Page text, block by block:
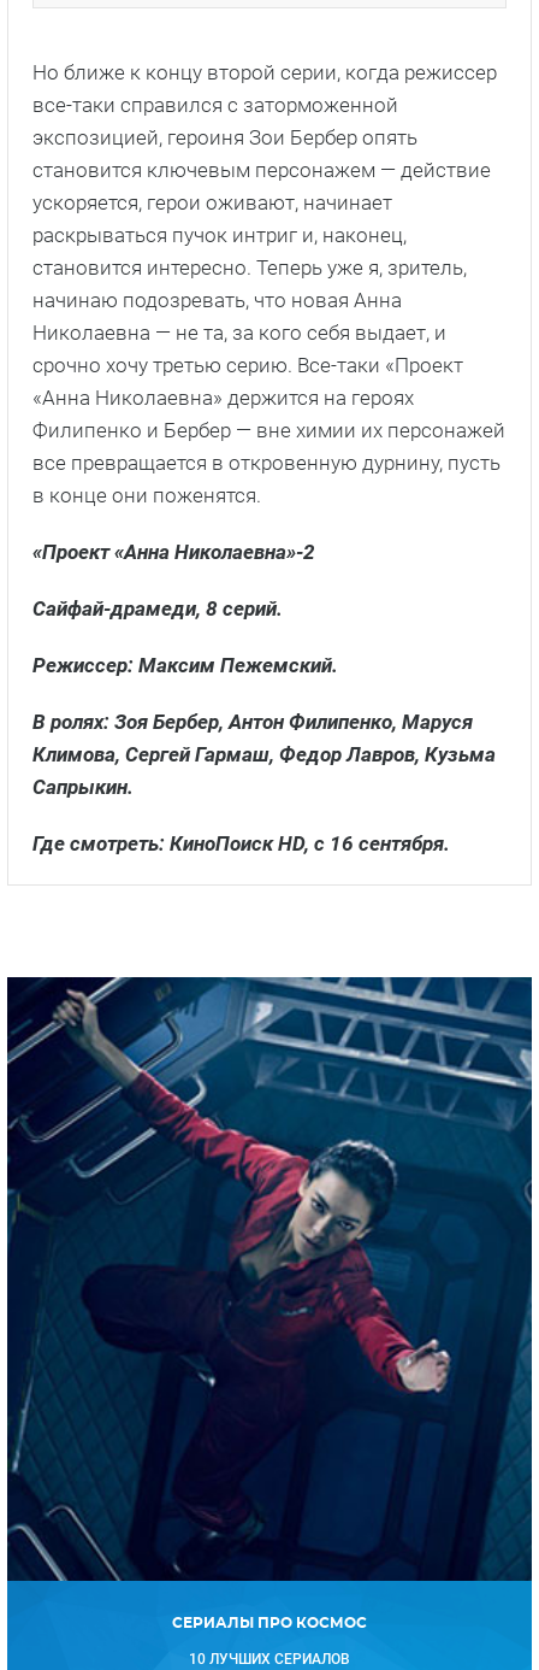
Но ближе к концу второй серии, когда режиссер
все-таки справился с заторможенной
экспозицией, героиня Зои Бербер опять
становится ключевым персонажем — действие
ускоряется, герои оживают, начинает
раскрываться пучок интриг и, наконец,
становится интересно. Теперь уже я, зритель,
начинаю подозревать, что новая Анна
Николаевна — не та, за кого себя выдает, и
срочно хочу третью серию. Все-таки «Проект
«Анна Николаевна» держится на героях
Филипенко и Бербер — вне химии их персонажей
все превращается в откровенную дурнину, пусть
в конце они поженятся.
«Проект «Анна Николаевна»-2
Сайфай-драмеди, 8 серий.
Режиссер: Максим Пежемский.
В ролях: Зоя Бербер, Антон Филипенко, Маруся
Климова, Сергей Гармаш, Федор Лавров, Кузьма
Сапрыкин.
Где смотреть: КиноПоиск HD, с 16 сентября.
СЕРИАЛЫ ПРО КОСМОС
10 ЛУЧШИХ СЕРИАЛОВ